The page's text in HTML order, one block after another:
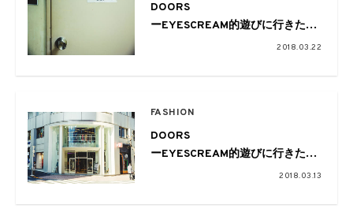
DOORS
ーEYESCREAM的遊びに行きたい
2018.03.22
FASHION
DOORS
ーEYESCREAM的遊びに行きたい
2018.03.13